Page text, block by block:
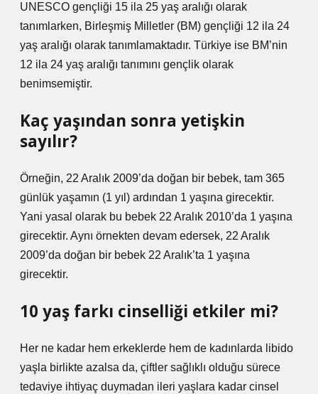
UNESCO gençliği 15 ila 25 yaş aralığı olarak
tanımlarken, Birleşmiş Milletler (BM) gençliği 12 ila 24
yaş aralığı olarak tanımlamaktadır. Türkiye ise BM’nin
12 ila 24 yaş aralığı tanımını gençlik olarak
benimsemiştir.
Kaç yaşından sonra yetişkin
sayılır?
Örneğin, 22 Aralık 2009’da doğan bir bebek, tam 365
günlük yaşamın (1 yıl) ardından 1 yaşına girecektir.
Yani yasal olarak bu bebek 22 Aralık 2010’da 1 yaşına
girecektir. Aynı örnekten devam edersek, 22 Aralık
2009’da doğan bir bebek 22 Aralık’ta 1 yaşına
girecektir.
10 yaş farkı cinselliği etkiler mi?
Her ne kadar hem erkeklerde hem de kadınlarda libido
yaşla birlikte azalsa da, çiftler sağlıklı olduğu sürece
tedaviye ihtiyaç duymadan ileri yaşlara kadar cinsel